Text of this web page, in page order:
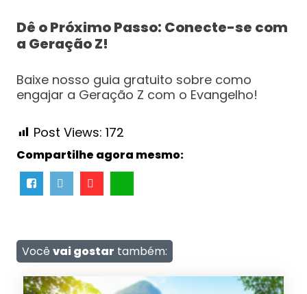
Dê o Próximo Passo: Conecte-se com
a Geração Z!
Baixe nosso guia gratuito sobre como
engajar a Geração Z com o Evangelho!
Post Views: 172
Compartilhe agora mesmo:
Você vai gostar também: